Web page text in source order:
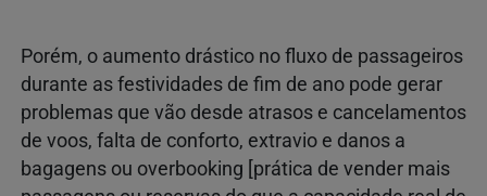
Porém, o aumento drástico no fluxo de passageiros
durante as festividades de fim de ano pode gerar
problemas que vão desde atrasos e cancelamentos
de voos, falta de conforto, extravio e danos a
bagagens ou overbooking [prática de vender mais